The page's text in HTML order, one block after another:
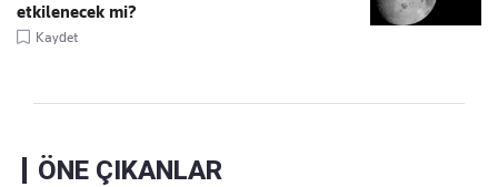
etkilenecek mi?
Kaydet
ÖNE ÇIKANLAR